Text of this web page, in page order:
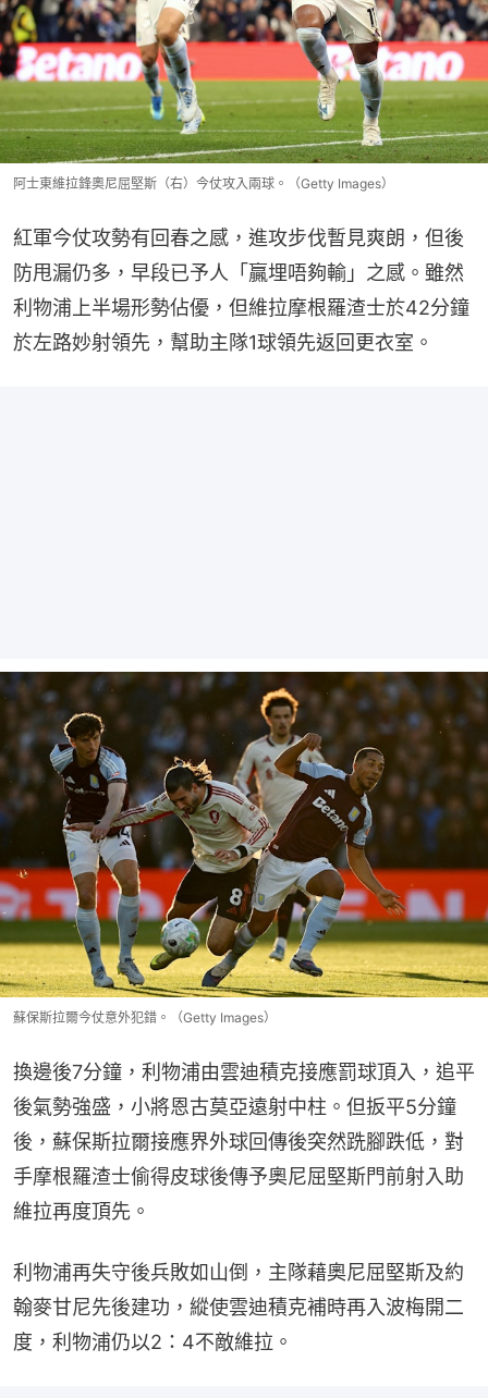
阿士東維拉鋒奧尼屈堅斯（右）今仗攻入兩球。（Getty Images）
紅軍今仗攻勢有回春之感，進攻步伐暫見爽朗，但後
防甩漏仍多，早段已予人「贏埋唔夠輸」之感。雖然
利物浦上半場形勢佔優，但維拉摩根羅渣士於42分鐘
於左路妙射領先，幫助主隊1球領先返回更衣室。
蘇保斯拉爾今仗意外犯錯。（Getty Images）
換邊後7分鐘，利物浦由雲迪積克接應罰球頂入，追平
後氣勢強盛，小將恩古莫亞遠射中柱。但扳平5分鐘
後，蘇保斯拉爾接應界外球回傳後突然跣腳跌低，對
手摩根羅渣士偷得皮球後傳予奧尼屈堅斯門前射入助
維拉再度頂先。
利物浦再失守後兵敗如山倒，主隊藉奧尼屈堅斯及約
翰麥甘尼先後建功，縱使雲迪積克補時再入波梅開二
度，利物浦仍以2：4不敵維拉。